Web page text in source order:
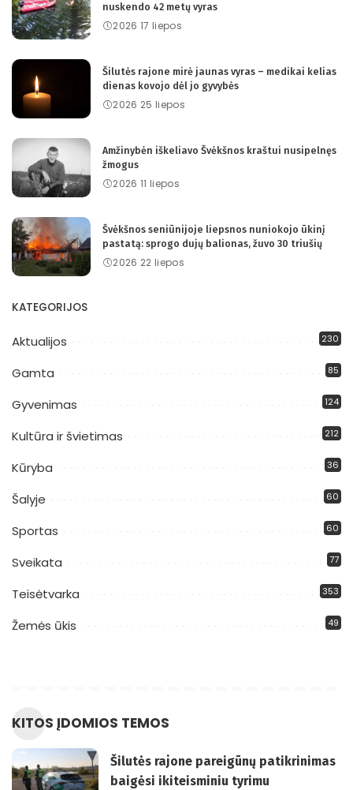
nuskendo 42 metų vyras
2026 17 liepos
Šilutės rajone mirė jaunas vyras – medikai kelias
dienas kovojo dėl jo gyvybės
2026 25 liepos
Amžinybėn iškeliavo Švėkšnos kraštui nusipelnęs
žmogus
2026 11 liepos
Švėkšnos seniūnijoje liepsnos nuniokojo ūkinį
pastatą: sprogo dujų balionas, žuvo 30 triušių
2026 22 liepos
KATEGORIJOS
Aktualijos 230
Gamta 85
Gyvenimas 124
Kultūra ir švietimas 212
Kūryba 36
Šalyje 60
Sportas 60
Sveikata 77
Teisėtvarka 353
Žemės ūkis 49
KITOS ĮDOMIOS TEMOS
Šilutės rajone pareigūnų patikrinimas
baigėsi ikiteisminiu tyrimu